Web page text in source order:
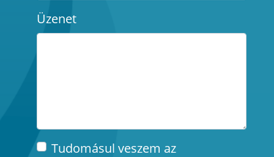
Üzenet
Tudomásul veszem az